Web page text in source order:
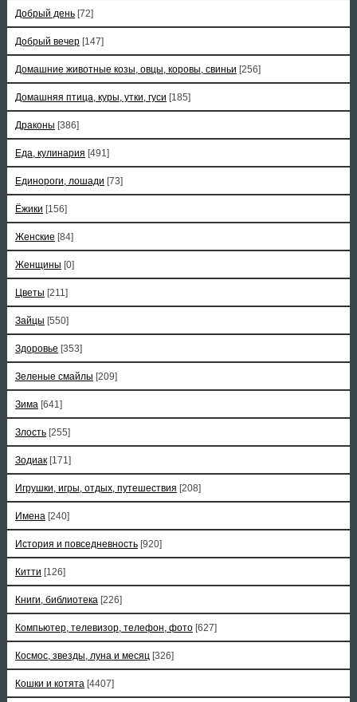
Добрый день [72]
Добрый вечер [147]
Домашние животные козы, овцы, коровы, свиньи [256]
Домашняя птица, куры, утки, гуси [185]
Драконы [386]
Еда, кулинария [491]
Единороги, лошади [73]
Ёжики [156]
Женские [84]
Женщины [0]
Цветы [211]
Зайцы [550]
Здоровье [353]
Зеленые смайлы [209]
Зима [641]
Злость [255]
Зодиак [171]
Игрушки, игры, отдых, путешествия [208]
Имена [240]
История и повседневность [920]
Китти [126]
Книги, библиотека [226]
Компьютер, телевизор, телефон, фото [627]
Космос, звезды, луна и месяц [326]
Кошки и котята [4407]